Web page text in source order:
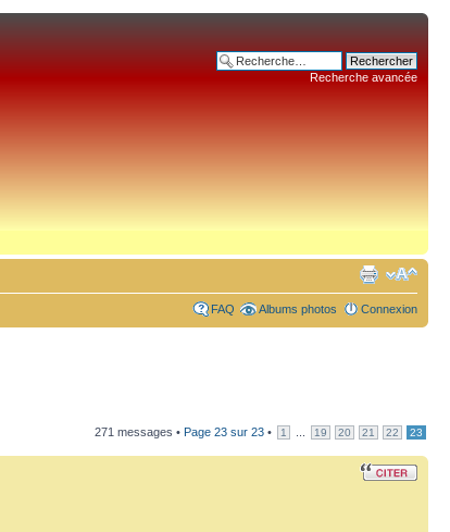
Recherche avancée
FAQ Albums photos Connexion
271 messages • Page 23 sur 23 • 1 19 20 21 22 23